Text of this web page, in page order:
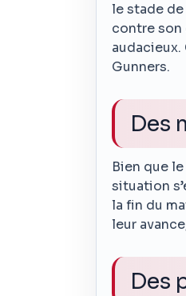
le stade de
contre son
Gunners.
Des
Bien que
situation
la fin du
leur
Des